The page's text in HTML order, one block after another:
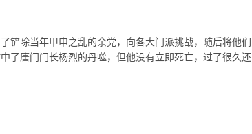
铲除当年甲申之乱的余党，向各大门派挑战，随后将他们
了唐门门长杨烈的丹噬，但他没有立即死亡，过了很久还